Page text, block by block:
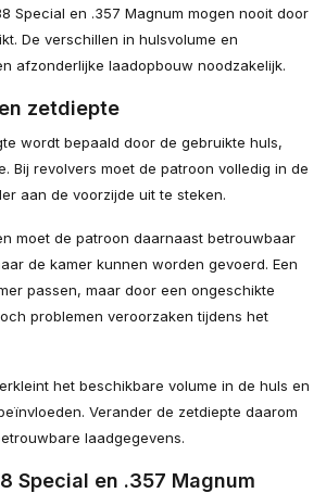
Special en .357 Magnum mogen nooit door
De verschillen in hulsvolume en
afzonderlijke laadopbouw noodzakelijk.
zetdiepte
wordt bepaald door de gebruikte huls,
Bij revolvers moet de patroon volledig in de
aan de voorzijde uit te steken.
moet de patroon daarnaast betrouwbaar
de kamer kunnen worden gevoerd. Een
passen, maar door een ongeschikte
problemen veroorzaken tijdens het
het beschikbare volume in de huls en
Verander de zetdiepte daarom
laadgegevens.
Special en .357 Magnum